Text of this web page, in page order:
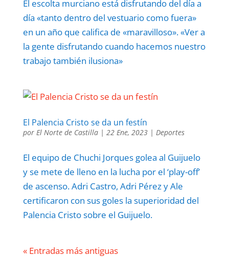
El escolta murciano está disfrutando del día a
día «tanto dentro del vestuario como fuera»
en un año que califica de «maravilloso». «Ver a
la gente disfrutando cuando hacemos nuestro
trabajo también ilusiona»
El Palencia Cristo se da un festín
por El Norte de Castilla| 22 Ene, 2023| Deportes
El equipo de Chuchi Jorques golea al Guijuelo
y se mete de lleno en la lucha por el ‘play-off’
de ascenso. Adri Castro, Adri Pérez y Ale
certificaron con sus goles la superioridad del
Palencia Cristo sobre el Guijuelo.
« Entradas más antiguas